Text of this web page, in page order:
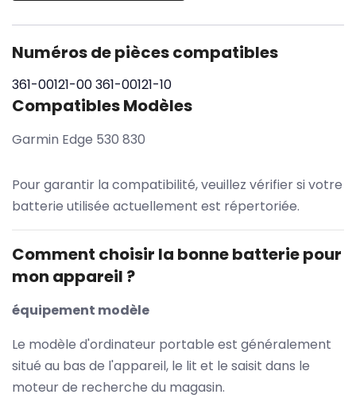
Numéros de pièces compatibles
361-00121-00361-00121-10
Compatibles Modèles
Garmin Edge 530 830
Pour garantir la compatibilité, veuillez vérifier si votre
batterie utilisée actuellement est répertoriée.
Comment choisir la bonne batterie pour
mon appareil ?
équipement modèle
Le modèle d'ordinateur portable est généralement
situé au bas de l'appareil, le lit et le saisit dans le
moteur de recherche du magasin.